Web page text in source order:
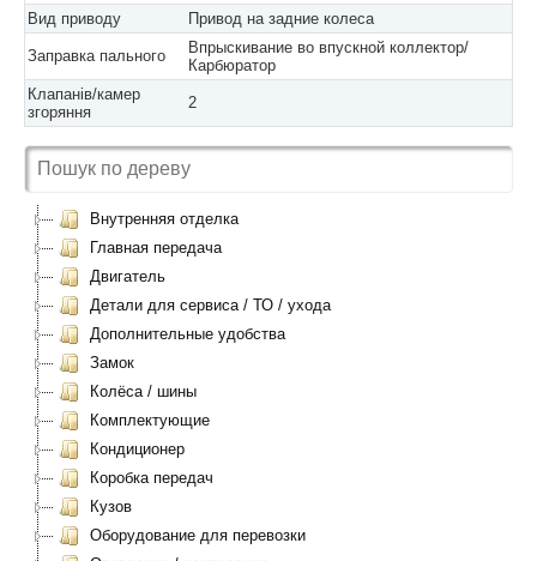
Вид приводу Привод на задние колеса
Заправка пального
Впрыскивание во впускной коллектор/
Карбюратор
Клапанів/камер
згоряння
2
Внутренняя отделка
Главная передача
Двигатель
Детали для сервиса / ТО / ухода
Дополнительные удобства
Замок
Колёса / шины
Комплектующие
Кондиционер
Коробка передач
Кузов
Оборудование для перевозки